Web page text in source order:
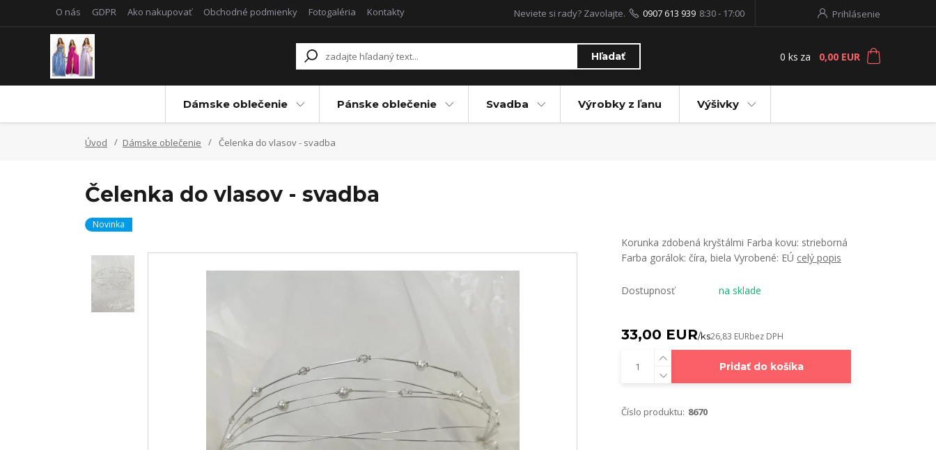
O nás GDPR Ako nakupovať Obchodné podmienky Fotogaléria Kontakty Prihlásenie
Hľadať
Neviete si rady? Zavolajte. 0907 613 939 8:30 - 17:00
0 ks za 0,00 EUR
Dámske oblečenie Pánske oblečenie Svadba Výrobky z ľanu Výšivky
Úvod Dámske oblečenie Čelenka do vlasov - svadba
Čelenka do vlasov - svadba
Novinka
Korunka zdobená kryštálmi Farba kovu: strieborná
Farba gorálok: číra, biela Vyrobené: EÚ celý popis
Dostupnosť na sklade
33,00 EUR/ks26,83 EURbez DPH
Pridať do košíka
Číslo produktu: 8670